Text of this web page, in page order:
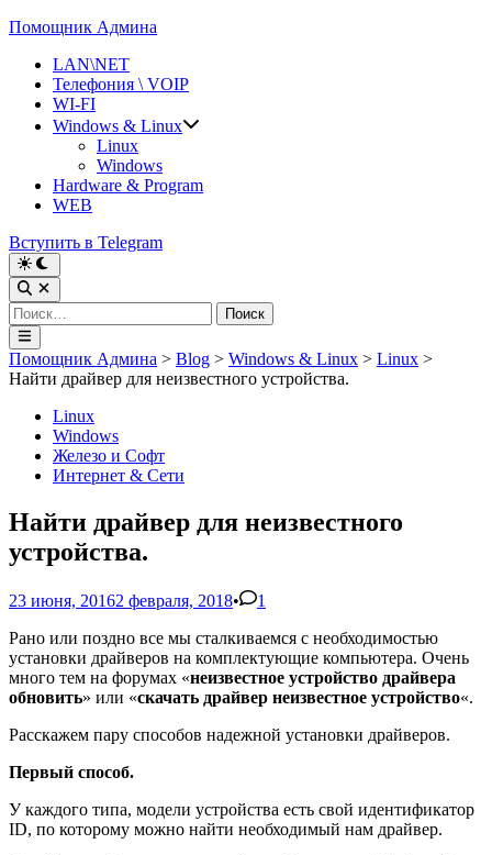
Перейти
содержимому
Помощник Админа
LAN\NET
Телефония \ VOIP
WI-FI
Windows & Linux
Linux
Windows
Hardware & Program
WEB
Вступить в Telegram
Переключить
на
тёмный
режим
Открыть
поиск
Найти:
Главное
меню
Помощник Админа > Blog > Windows & Linux > Linux >
Найти драйвер для неизвестного устройства.
Опубликовано
Linux
Windows
Железо и Софт
Интернет & Сети
Найти драйвер для неизвестного
устройства.
23 июня, 20162 февраля, 2018•
1
Рано или поздно все мы сталкиваемся с необходимостью
установки драйверов на комплектующие компьютера. Очень
много тем на форумах «неизвестное устройство драйвера
обновить» или «скачать драйвер неизвестное устройство«.
Расскажем пару способов надежной установки драйверов.
Первый способ.
У каждого типа, модели устройства есть свой идентификатор
ID, по которому можно найти необходимый нам драйвер.